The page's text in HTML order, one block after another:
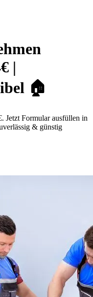
|
🏠
Jetzt Formular ausfüllen in
& günstig